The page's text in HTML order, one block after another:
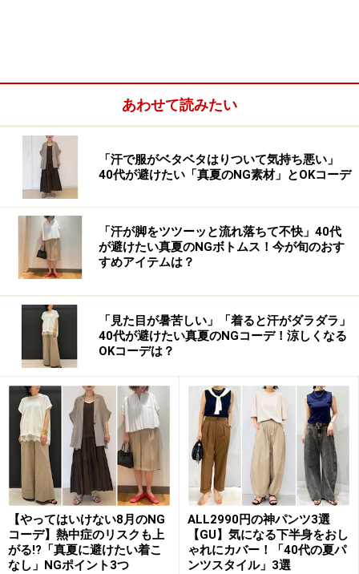
「リネンブレンドストレートパンツ」（税込4990円）
は、はき心地、素材、シルエットと、大人の女性にうれ
しいポイントがしっかり押さえられているパンツ。今シ
ーズンのラインアップを見たときに、まず手に入れたい
と思ったパンツです。
カラバリはブラック、オフホワイト、写真のブラウンの
計3色。
「コントワー・デ・コトニエ」とのコラボアイテムは、フレ
ンチシックなテイストで大人におすすめ
あわせて読みたい
「汗で服がベタベタはりついて気持ち悪い」
40代が避けたい「真夏のNG素材」とOKコーデ
「汗が脚をツツーッと流れ落ちて不快」40代
が避けたい真夏のNGボトムス！今が旬のおす
すめアイテムは？
「見た目が暑苦しい」「着ると汗がダラダラ」
40代が避けたい真夏のNGコーデ！涼しくなる
OKコーデは？
【やってはいけない8月のNG
コーデ】熱中症のリスクも上
がる!?「真夏に避けたい着こ
なし」NGポイント3つ
ALL2990円の神パンツ3選
【GU】気になる下半身をおし
ゃれにカバー！「40代の夏パ
ンツスタイル」3選